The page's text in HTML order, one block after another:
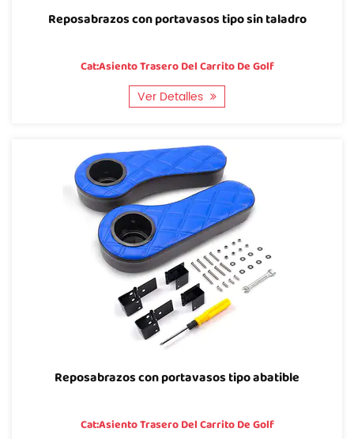
Reposabrazos con portavasos tipo sin taladro
Cat:Asiento Trasero Del Carrito De Golf
Ver Detalles
Reposabrazos con portavasos tipo abatible
Cat:Asiento Trasero Del Carrito De Golf